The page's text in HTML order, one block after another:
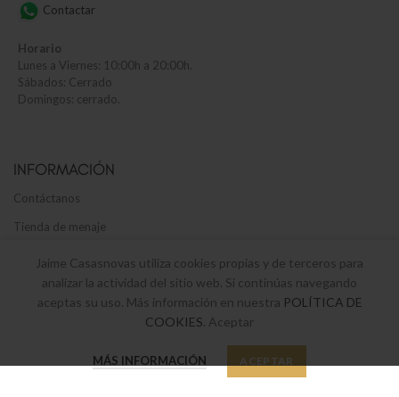
Contactar
Horario
Lunes a Viernes: 10:00h a 20:00h.
Sábados: Cerrado
Domingos: cerrado.
INFORMACIÓN
Contáctanos
Tienda de menaje
Envíos y devoluciones
Términos y Condiciones legales
Política de privacidad y cookies
Jaime Casasnovas utiliza cookies propias y de terceros para
analizar la actividad del sitio web. Si continúas navegando
aceptas su uso. Más información en nuestra POLÍTICA DE
COOKIES . Aceptar
MÁS INFORMACIÓN ACEPTAR